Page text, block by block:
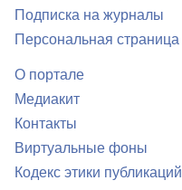
Подписка на журналы
Персональная страница
О портале
Медиакит
Контакты
Виртуальные фоны
Кодекс этики публикаций